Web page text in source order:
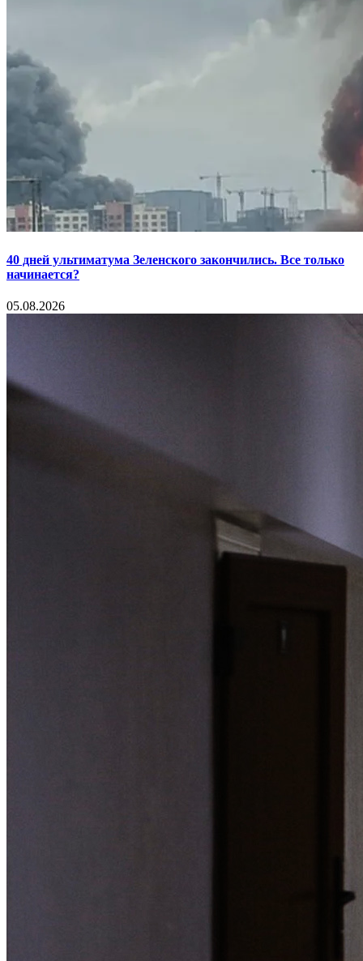
40 дней ультиматума Зеленского закончились. Все только
начинается?
05.08.2026